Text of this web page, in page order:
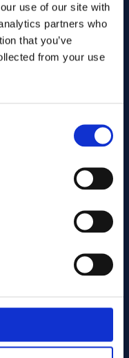
use of our site with
partners who
that you’ve
from your use